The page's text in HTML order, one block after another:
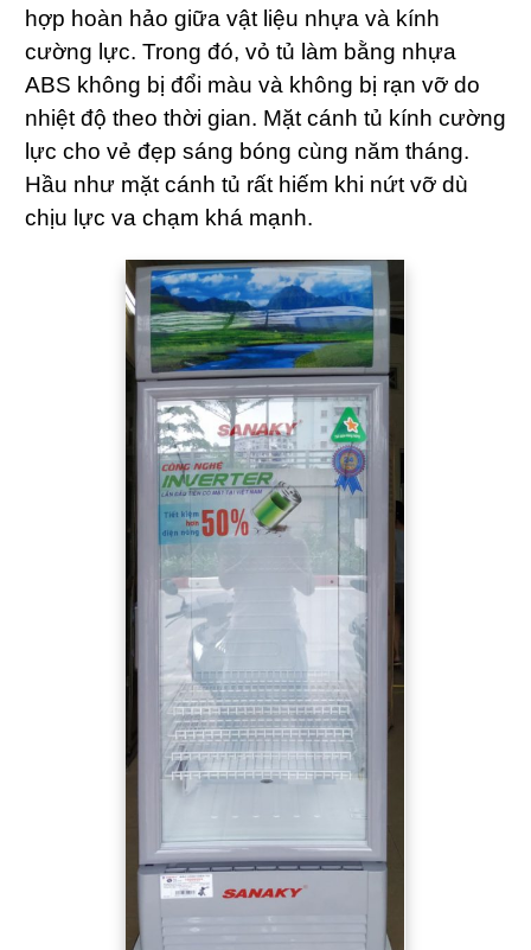
hợp hoàn hảo giữa vật liệu nhựa và kính
cường lực. Trong đó, vỏ tủ làm bằng nhựa
ABS không bị đổi màu và không bị rạn vỡ do
nhiệt độ theo thời gian. Mặt cánh tủ kính cường
lực cho vẻ đẹp sáng bóng cùng năm tháng.
Hầu như mặt cánh tủ rất hiếm khi nứt vỡ dù
chịu lực va chạm khá mạnh.